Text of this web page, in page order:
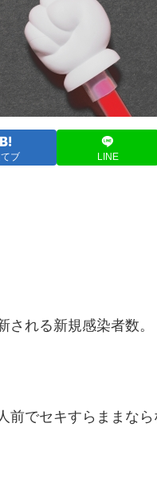
ブ LINE
れる新規感染者数。
でセキすらままなら